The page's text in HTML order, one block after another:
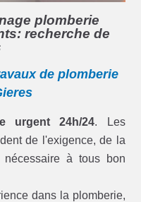
plomberie
recherche de
de plomberie
urgent 24h/24. Les
de l'exigence, de la
à tous bon
dans la plomberie,